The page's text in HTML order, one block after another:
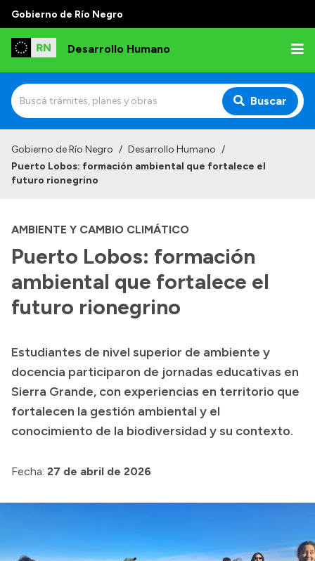
Gobierno de Río Negro
Desarrollo Humano
Buscar
Institucional
Autoridades
Delegaciones
Normativa
Presupuesto
Boletín Oficial
Compras y licitaciones
Consulta de expedientes
Convocatorias
Intranet
Gobierno de Río Negro / Desarrollo Humano /
Puerto Lobos: formación ambiental que fortalece el
futuro rionegrino
AMBIENTE Y CAMBIO CLIMÁTICO
Puerto Lobos: formación
ambiental que fortalece el
futuro rionegrino
Estudiantes de nivel superior de ambiente y
docencia participaron de jornadas educativas en
Sierra Grande, con experiencias en territorio que
fortalecen la gestión ambiental y el
conocimiento de la biodiversidad y su contexto.
Fecha: 27 de abril de 2026